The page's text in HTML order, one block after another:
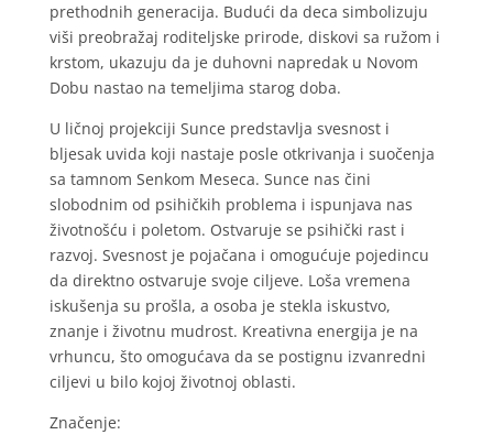
prethodnih generacija. Budući da deca simbolizuju
viši preobražaj roditeljske prirode, diskovi sa ružom i
krstom, ukazuju da je duhovni napredak u Novom
Dobu nastao na temeljima starog doba.
U ličnoj projekciji Sunce predstavlja svesnost i
bljesak uvida koji nastaje posle otkrivanja i suočenja
sa tamnom Senkom Meseca. Sunce nas čini
slobodnim od psihičkih problema i ispunjava nas
životnošću i poletom. Ostvaruje se psihički rast i
razvoj. Svesnost je pojačana i omogućuje pojedincu
da direktno ostvaruje svoje ciljeve. Loša vremena
iskušenja su prošla, a osoba je stekla iskustvo,
znanje i životnu mudrost. Kreativna energija je na
vrhuncu, što omogućava da se postignu izvanredni
ciljevi u bilo kojoj životnoj oblasti.
Značenje: